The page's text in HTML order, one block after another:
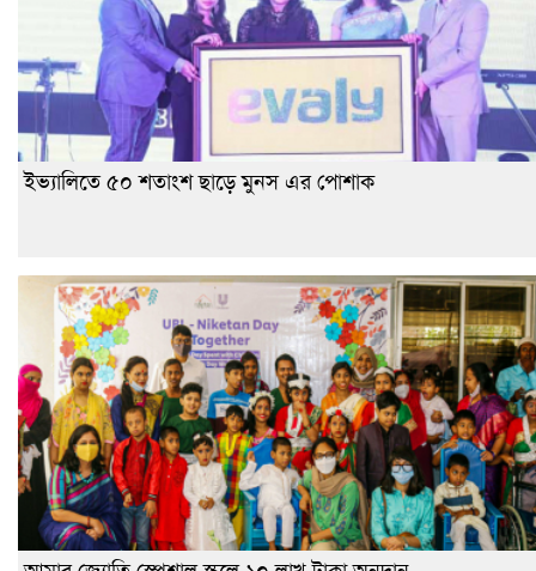
ইভ্যালিতে ৫০ শতাংশ ছাড়ে মুনস এর পোশাক